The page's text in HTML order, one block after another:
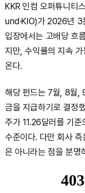
KKR 인컴 오퍼튜니
und·KIO)가 2026년 3
입장에서는 고배당 흐
지만, 수익률의 지속
온다.
해당 펀드는 7월, 8월,
금을 지급하기로 결정
주가 11.26달러를 기
수준이다. 다만 회사 측
은 아니라는 점을 분명